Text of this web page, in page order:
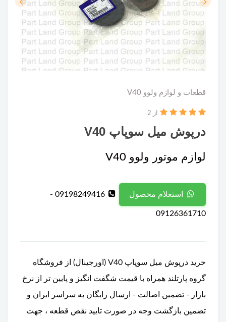
قطعات و لوازم ولوو V40
درپوش میل سوپاپ V40
از 2
لوازم موتور ولوو V40
استعلام محصول 09198249416 -
09126361710
خرید درپوش میل سوپاپ V40 (اورجینال) از فروشگاه
گروه پارتلند همراه با قیمت شگفت انگیز و پایین تر از نرخ
بازار - تضمین اصالت - ارسال رایگان به سراسر ایران و
تضمین بازگشت وجه در صورت تایید نقص قطعه ، جهت